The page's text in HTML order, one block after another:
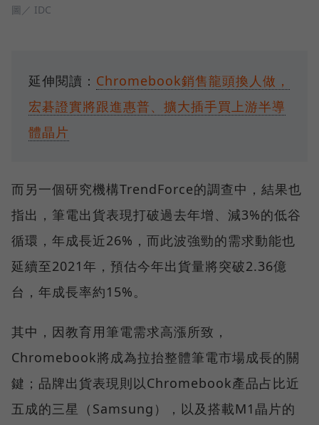
圖／ IDC
延伸閱讀： Chromebook銷售龍頭換人做，
宏碁證實將跟進惠普、擴大插手買上游半導
體晶片
而另一個研究機構TrendForce的調查中，結果也
指出，筆電出貨表現打破過去年增、減3%的低谷
循環，年成長近26%，而此波強勁的需求動能也
延續至2021年，預估今年出貨量將突破2.36億
台，年成長率約15%。
其中，因教育用筆電需求高漲所致，
Chromebook將成為拉抬整體筆電市場成長的關
鍵；品牌出貨表現則以Chromebook產品占比近
五成的三星（Samsung），以及搭載M1晶片的